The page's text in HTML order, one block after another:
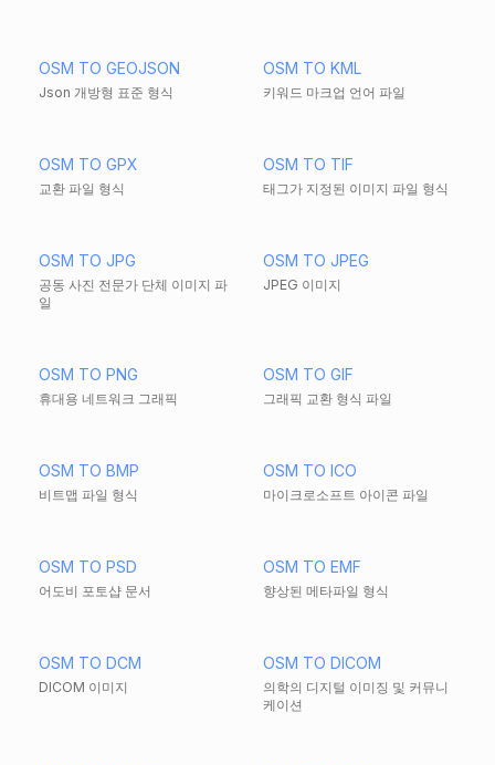
OSM TO GEOJSON
Json 개방형 표준 형식
OSM TO KML
키워드 마크업 언어 파일
OSM TO GPX
교환 파일 형식
OSM TO TIF
태그가 지정된 이미지 파일 형식
OSM TO JPG
공동 사진 전문가 단체 이미지 파
일
OSM TO JPEG
JPEG 이미지
OSM TO PNG
휴대용 네트워크 그래픽
OSM TO GIF
그래픽 교환 형식 파일
OSM TO BMP
비트맵 파일 형식
OSM TO ICO
마이크로소프트 아이콘 파일
OSM TO PSD
어도비 포토샵 문서
OSM TO EMF
향상된 메타파일 형식
OSM TO DCM
DICOM 이미지
OSM TO DICOM
의학의 디지털 이미징 및 커뮤니
케이션